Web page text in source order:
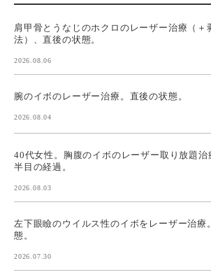
肩甲骨とうなじのホクロのレーザー治療（＋
法）、直後の状態。
2026.08.06
腕のイボのレーザー治療。直後の状態。
2026.08.04
40代女性。胸腹のイボのレーザー取り放題治
半目の経過。
2026.08.03
左下眼瞼のウイルス性のイボをレーザー治療
態。
2026.07.30